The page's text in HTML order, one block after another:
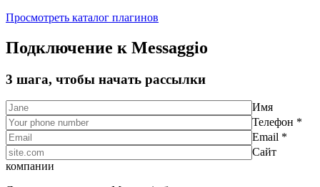
Просмотреть каталог плагинов
Подключение к Messaggio
3 шага, чтобы начать рассылки
Имя
Телефон *
Email *
Сайт
компании